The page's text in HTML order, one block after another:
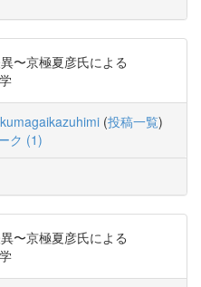
〜京極夏彦氏による
(投稿一覧)
ク (1)
〜京極夏彦氏による